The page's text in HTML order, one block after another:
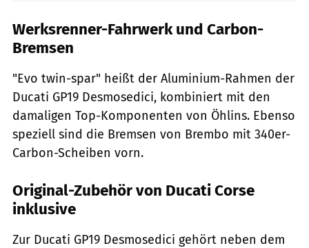
Werksrenner-Fahrwerk und Carbon-
Bremsen
"Evo twin-spar" heißt der Aluminium-Rahmen der
Ducati GP19 Desmosedici, kombiniert mit den
damaligen Top-Komponenten von Öhlins. Ebenso
speziell sind die Bremsen von Brembo mit 340er-
Carbon-Scheiben vorn.
Original-Zubehör von Ducati Corse
inklusive
Zur Ducati GP19 Desmosedici gehört neben dem